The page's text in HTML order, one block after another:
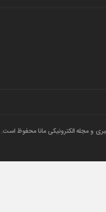
و مجله الکترونیکی مانا محفوظ است.